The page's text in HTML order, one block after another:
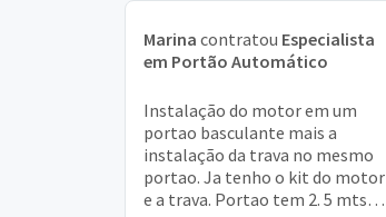
Marina contratou Especialista
em Portão Automático
Instalação do motor em um
portao basculante mais a
instalação da trava no mesmo
portao. Ja tenho o kit do motor
e a trava. Portao tem 2. 5 mts